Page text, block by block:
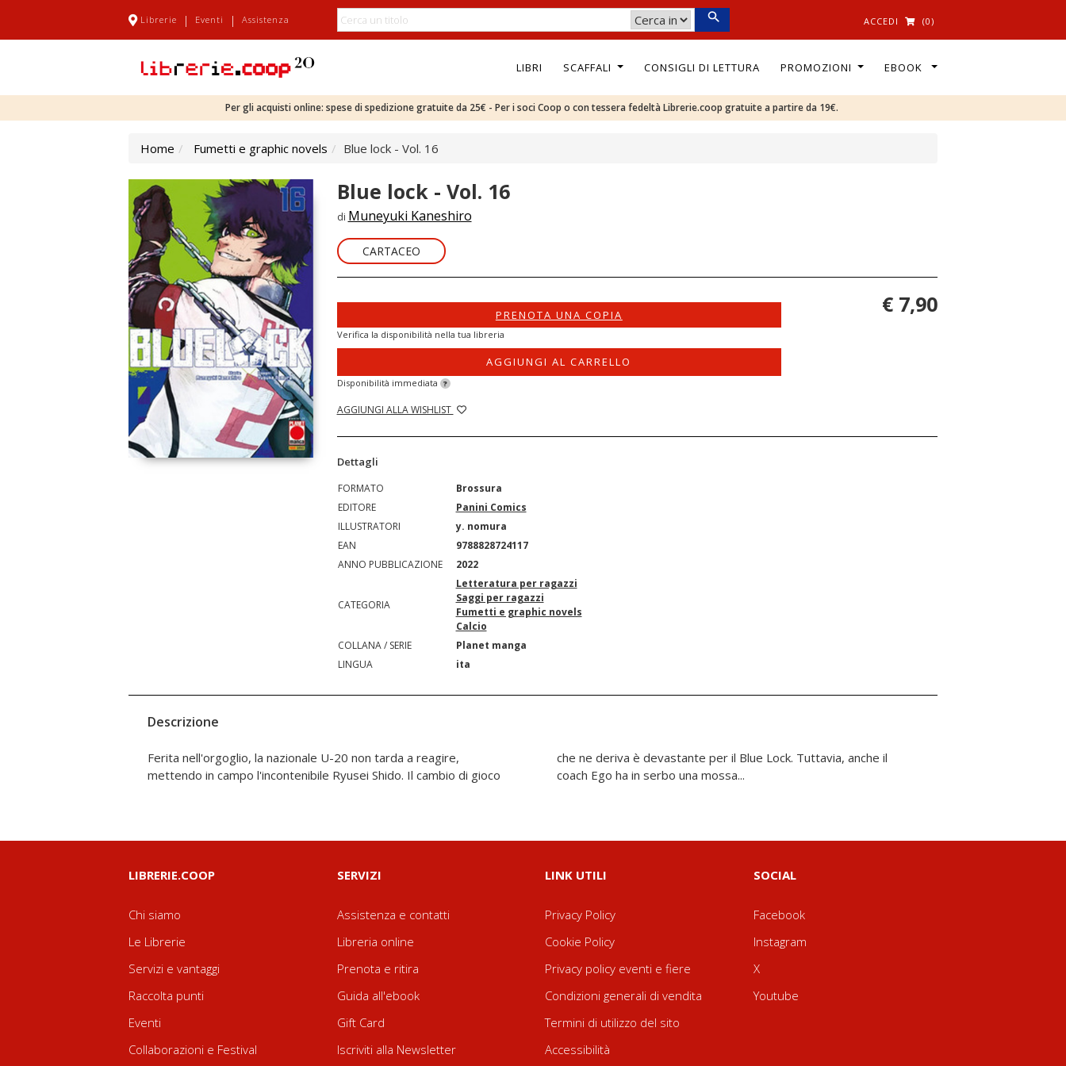
Librerie | Eventi | Assistenza ACCEDI (0)
LIBRI SCAFFALI CONSIGLI DI LETTURA PROMOZIONI EBOOK
Per gli acquisti online: spese di spedizione gratuite da 25€ - Per i soci Coop o con tessera fedeltà Librerie.coop gratuite a partire da 19€.
Home Fumetti e graphic novels Blue lock - Vol. 16
Blue lock - Vol. 16
di Muneyuki Kaneshiro
CARTACEO
PRENOTA UNA COPIA
Verifica la disponibilità nella tua libreria
AGGIUNGI AL CARRELLO
Disponibilità immediata ?
AGGIUNGI ALLA WISHLIST
€ 7,90
Dettagli
FORMATO
Brossura
EDITORE
Panini Comics
ILLUSTRATORI
y. nomura
EAN
9788828724117
ANNO PUBBLICAZIONE
2022
CATEGORIA
Letteratura per ragazzi
Saggi per ragazzi
Fumetti e graphic novels
Calcio
COLLANA / SERIE
Planet manga
LINGUA
ita
Descrizione
Ferita nell'orgoglio, la nazionale U-20 non tarda a reagire,
mettendo in campo l'incontenibile Ryusei Shido. Il cambio di gioco
che ne deriva è devastante per il Blue Lock. Tuttavia, anche il
coach Ego ha in serbo una mossa...
LIBRERIE.COOP
Chi siamo
Le Librerie
Servizi e vantaggi
Raccolta punti
Eventi
Collaborazioni e Festival
SERVIZI
Assistenza e contatti
Libreria online
Prenota e ritira
Guida all'ebook
Gift Card
Iscriviti alla Newsletter
LINK UTILI
Privacy Policy
Cookie Policy
Privacy policy eventi e fiere
Condizioni generali di vendita
Termini di utilizzo del sito
Accessibilità
SOCIAL
Facebook
Instagram
X
Youtube